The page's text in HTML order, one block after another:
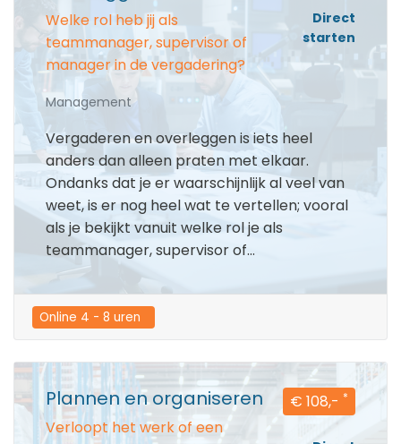
Welke rol heb jij als
teammanager, supervisor of
manager in de vergadering?
Management
Direct
starten
Vergaderen en overleggen is iets heel
anders dan alleen praten met elkaar.
Ondanks dat je er waarschijnlijk al veel van
weet, is er nog heel wat te vertellen; vooral
als je bekijkt vanuit welke rol je als
teammanager, supervisor of...
Online 4 - 8 uren
Plannen en organiseren
Verloopt het werk of een
€ 108,- *